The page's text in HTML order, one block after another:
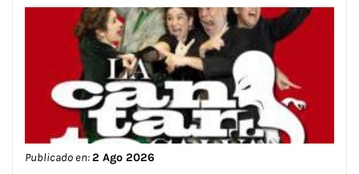
Publicado en:2 Ago 2026